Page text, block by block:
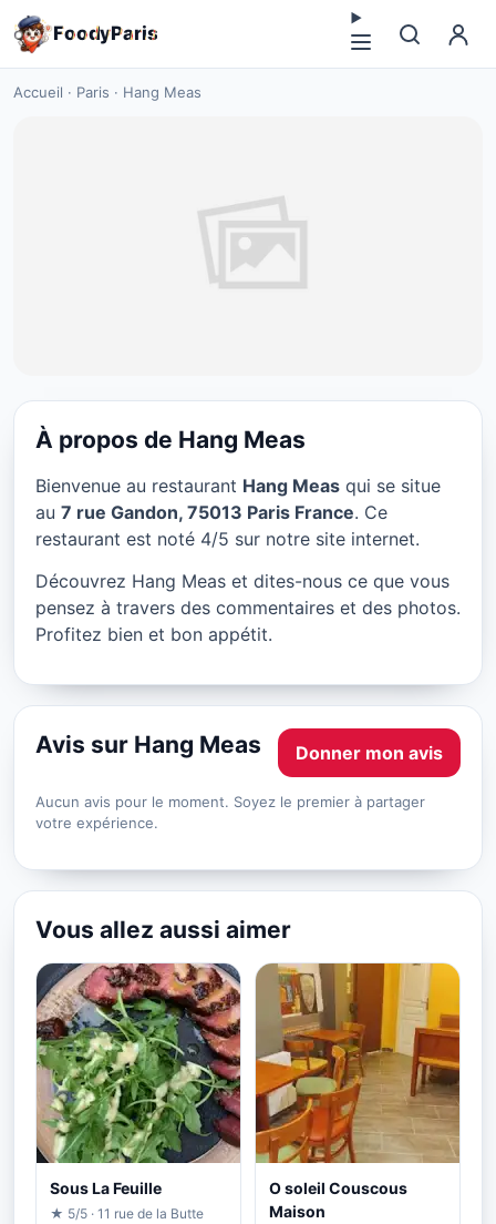
FoodyParis
Accueil · Paris · Hang Meas
Hang Meas à Paris
★ 4/5
À propos de Hang Meas
Bienvenue au restaurant Hang Meas qui se situe
au 7 rue Gandon, 75013 Paris France. Ce
restaurant est noté 4/5 sur notre site internet.
Découvrez Hang Meas et dites-nous ce que vous
pensez à travers des commentaires et des photos.
Profitez bien et bon appétit.
Avis sur Hang Meas Donner mon avis
Aucun avis pour le moment. Soyez le premier à partager
votre expérience.
Vous allez aussi aimer
Sous La Feuille
★ 5/5 · 11 rue de la Butte
O soleil Couscous
Maison